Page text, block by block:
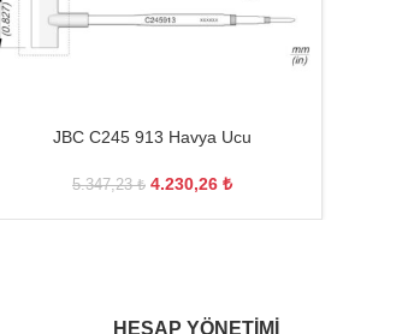
JBC C245 913 Havya Ucu
5.347,23₺ 4.230,26 ₺
HESAP YÖNETIMI